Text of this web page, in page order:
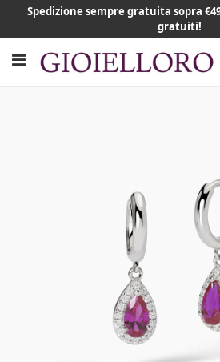
Spedizione sempre gratuita sopra
gratuiti!